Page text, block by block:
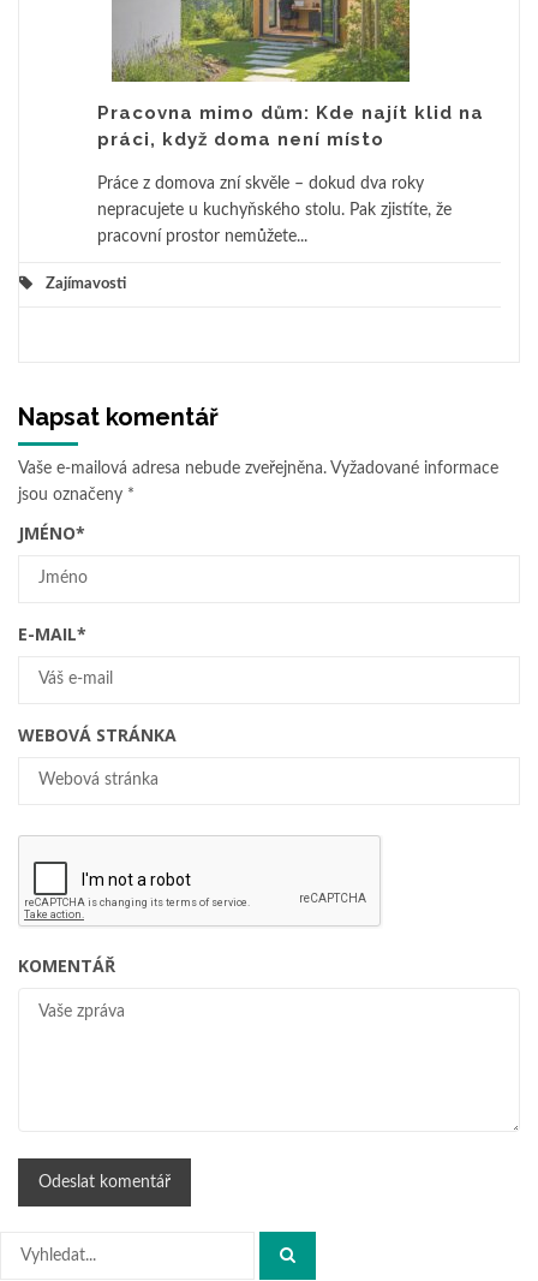
Pracovna mimo dům: Kde najít klid na
práci, když doma není místo
Práce z domova zní skvěle – dokud dva roky
nepracujete u kuchyňského stolu. Pak zjistíte, že
pracovní prostor nemůžete...
Zajímavosti
Napsat komentář
Vaše e-mailová adresa nebude zveřejněna. Vyžadované informace
jsou označeny *
JMÉNO*
E-MAIL*
WEBOVÁ STRÁNKA
KOMENTÁŘ